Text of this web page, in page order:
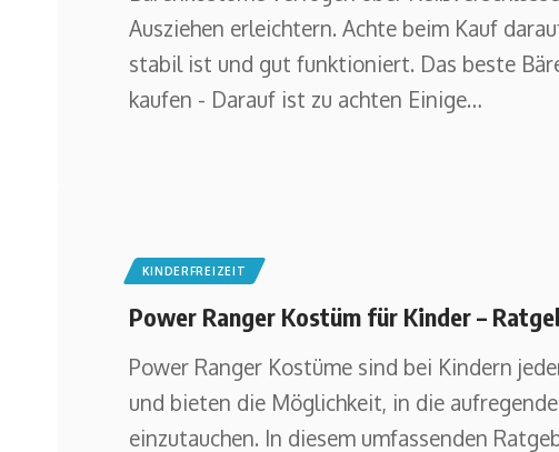
Ausziehen erleichtern. Achte beim Kauf
stabil ist und gut funktioniert. Das beste
kaufen - Darauf ist zu achten Einige…
KINDERFREIZEIT
Power Ranger Kostüm für Kinder –
Power Ranger Kostüme sind bei Kindern
und bieten die Möglichkeit, in die
einzutauchen. In diesem umfassenden